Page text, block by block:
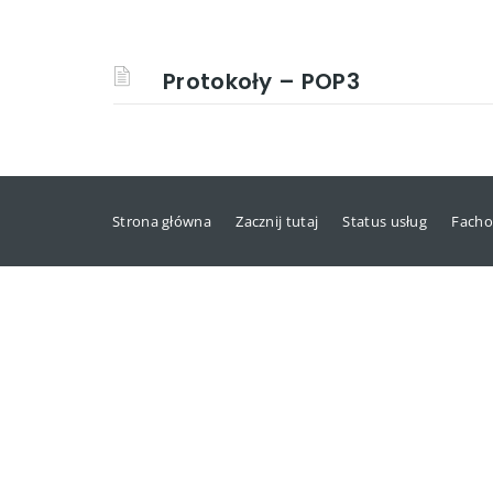
Protokoły – POP3
Strona główna Zacznij tutaj Status usług